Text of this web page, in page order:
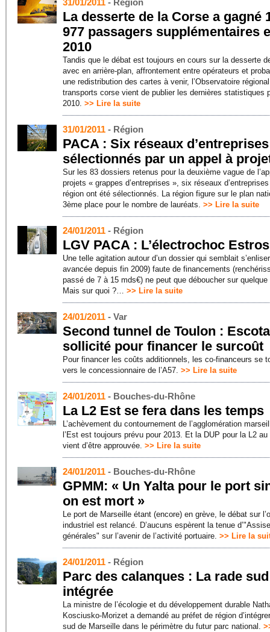
31/01/2011 - Région
La desserte de la Corse a gagné
977 passagers supplémentaires
2010
Tandis que le débat est toujours en cours sur la desserte
avec en arrière-plan, affrontement entre opérateurs et
une redistribution des cartes à venir, l’Observatoire
transports corse vient de publier les dernières statistiques
2010. >> Lire la suite
31/01/2011 - Région
PACA : Six réseaux d’entreprises
sélectionnés par un appel à
Sur les 83 dossiers retenus pour la deuxième vague de
projets « grappes d’entreprises », six réseaux
région ont été sélectionnés. La région figure sur le plan
3ème place pour le nombre de lauréats. >> Lire la suite
24/01/2011 - Région
LGV PACA : L’électrochoc
Une telle agitation autour d’un dossier qui semblait
avancée depuis fin 2009) faute de financements
passé de 7 à 15 mds€) ne peut que déboucher sur
Mais sur quoi ?… >> Lire la suite
24/01/2011 - Var
Second tunnel de Toulon : Escota
sollicité pour financer le surcoût
Pour financer les coûts additionnels, les co-financeurs se
vers le concessionnaire de l’A57. >> Lire la suite
24/01/2011 - Bouches-du-Rhône
La L2 Est se fera dans les temps
L’achèvement du contournement de l’agglomération
l’Est est toujours prévu pour 2013. Et la DUP pour la L2 au
vient d’être approuvée. >> Lire la suite
24/01/2011 - Bouches-du-Rhône
GPMM: « Un Yalta pour le port
on est mort »
Le port de Marseille étant (encore) en grève, le débat sur
industriel est relancé. D’aucuns espèrent la tenue
générales" sur l’avenir de l’activité portuaire. >> Lire la
24/01/2011 - Région
Parc des calanques : La rade sud
intégrée
La ministre de l’écologie et du développement durable
Kosciusko-Morizet a demandé au préfet de région
sud de Marseille dans le périmètre du futur parc national.